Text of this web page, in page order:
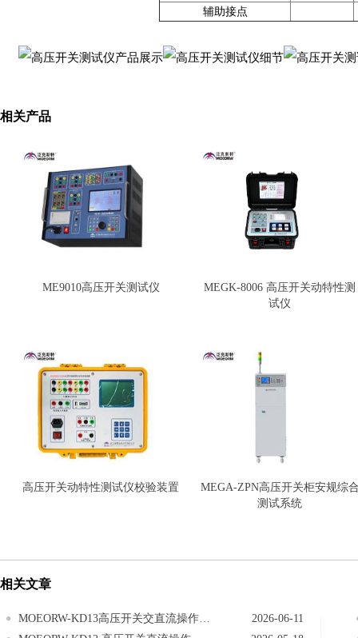
辅助接点
相关产品
ME9010高压开关测试仪
MEGK-8006 高压开关动特性测
试仪
高压开关动特性测试仪校验装置
MEGA-ZPN高压开关柜安规综
测试系统
相关文章
MOEORW-KD13高压开关交直流操作电源交流电源操作
2026-06-11